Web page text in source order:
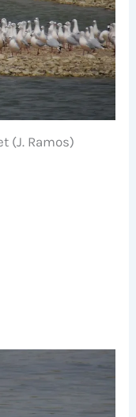
(J. Ramos)